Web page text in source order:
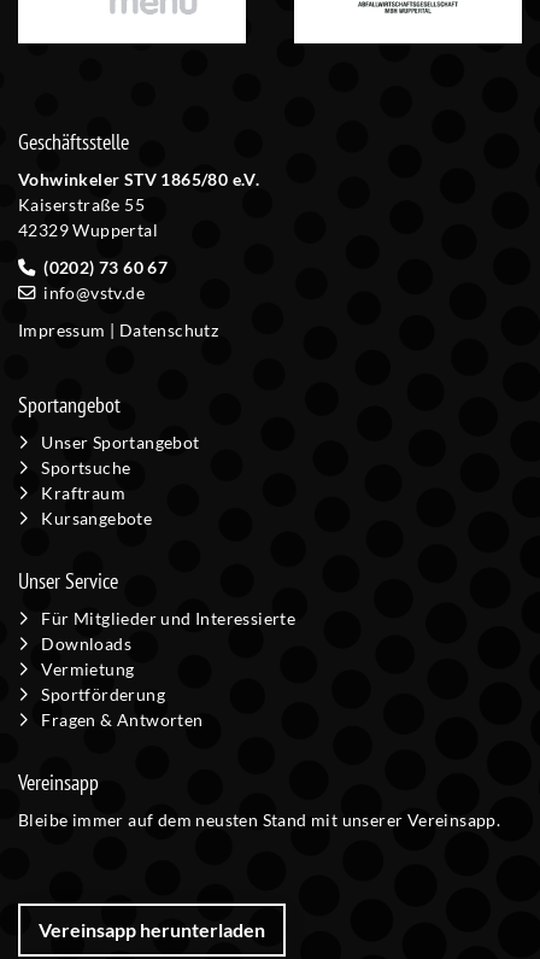
Geschäftsstelle
Vohwinkeler STV 1865/80 e.V.
Kaiserstraße 55
42329 Wuppertal
(0202) 73 60 67
info@vstv.de
Impressum | Datenschutz
Sportangebot
Unser Sportangebot
Sportsuche
Kraftraum
Kursangebote
Unser Service
Für Mitglieder und Interessierte
Downloads
Vermietung
Sportförderung
Fragen & Antworten
Vereinsapp
Bleibe immer auf dem neusten Stand mit unserer Vereinsapp.
Vereinsapp herunterladen